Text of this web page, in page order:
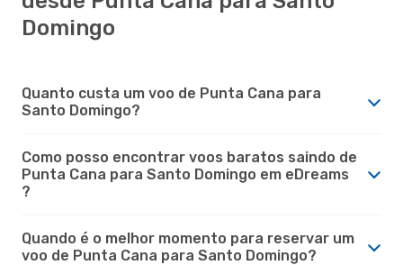
Domingo
Quanto custa um voo de Punta Cana para
Santo Domingo?
Como posso encontrar voos baratos saindo de
Punta Cana para Santo Domingo em eDreams
?
Quando é o melhor momento para reservar um
voo de Punta Cana para Santo Domingo?